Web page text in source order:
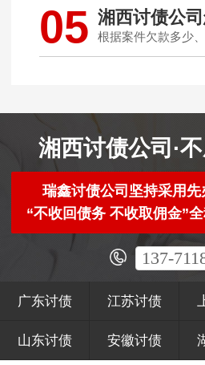
05 湘西讨债公
根据案件欠款多少
湘西讨债公司·
瑞鑫讨债公司坚持采用
“不收回债务 不收取佣金”
137-
广东讨债 江苏讨债
山东讨债 安徽讨债